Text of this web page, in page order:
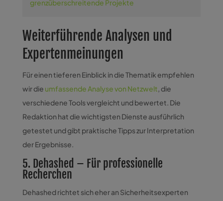
grenzüberschreitende Projekte
Weiterführende Analysen und
Expertenmeinungen
Für einen tieferen Einblick in die Thematik empfehlen
wir die umfassende Analyse von Netzwelt, die
verschiedene Tools vergleicht und bewertet. Die
Redaktion hat die wichtigsten Dienste ausführlich
getestet und gibt praktische Tipps zur Interpretation
der Ergebnisse.
5. Dehashed – Für professionelle
Recherchen
Dehashed richtet sich eher an Sicherheitsexperten